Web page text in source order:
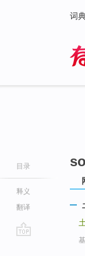
词
目录
释义
翻译